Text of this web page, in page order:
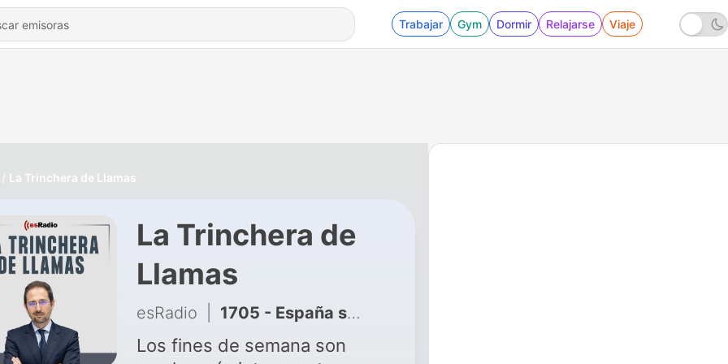
Trabajar Gym Dormir Relajarse Viaje
La Trinchera de Llamas
La Trinchera de
Llamas
esRadio 1705 - España se prepara para un eclipse solar total después de 114 años.
Los fines de semana son